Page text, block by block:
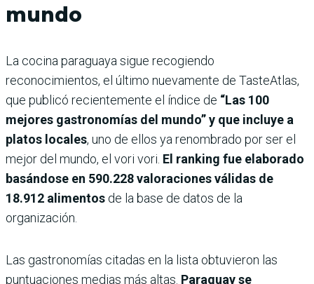
mundo
La cocina paraguaya sigue recogiendo
reconocimientos, el último nuevamente de TasteAtlas,
que publicó recientemente el índice de “Las 100
mejores gastronomías del mundo” y que incluye a
platos locales, uno de ellos ya renombrado por ser el
mejor del mundo, el vori vori. El ranking fue elaborado
basándose en 590.228 valoraciones válidas de
18.912 alimentos de la base de datos de la
organización.
Las gastronomías citadas en la lista obtuvieron las
puntuaciones medias más altas. Paraguay se